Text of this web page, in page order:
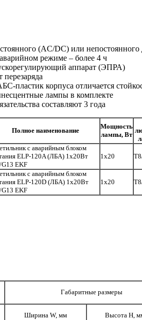
(AC/DC) или непостоянного
режиме – более 4 ч
аппарат (ЭПРА)
пластик корпуса отличается
лампы в комплекте
составляют 3 года
Полное наименование
Мощность
лампы, Вт
с аварийным блоком
ELP-120A (ЛБА) 1x20Вт
EKF
1х20
с аварийным блоком
ELP-120D (ЛБА) 1x20Вт
EKF
1х20
Габаритные размеры
Ширина W, мм Высота H,